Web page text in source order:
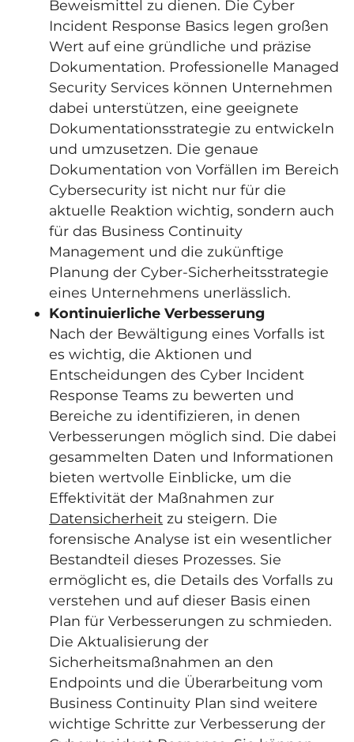
Beweismittel zu dienen. Die Cyber
Incident Response Basics legen großen
Wert auf eine gründliche und präzise
Dokumentation. Professionelle Managed
Security Services können Unternehmen
dabei unterstützen, eine geeignete
Dokumentationsstrategie zu entwickeln
und umzusetzen. Die genaue
Dokumentation von Vorfällen im Bereich
Cybersecurity ist nicht nur für die
aktuelle Reaktion wichtig, sondern auch
für das Business Continuity
Management und die zukünftige
Planung der Cyber-Sicherheitsstrategie
eines Unternehmens unerlässlich.
Kontinuierliche Verbesserung
Nach der Bewältigung eines Vorfalls ist
es wichtig, die Aktionen und
Entscheidungen des Cyber Incident
Response Teams zu bewerten und
Bereiche zu identifizieren, in denen
Verbesserungen möglich sind. Die dabei
gesammelten Daten und Informationen
bieten wertvolle Einblicke, um die
Effektivität der Maßnahmen zur
Datensicherheit zu steigern. Die
forensische Analyse ist ein wesentlicher
Bestandteil dieses Prozesses. Sie
ermöglicht es, die Details des Vorfalls zu
verstehen und auf dieser Basis einen
Plan für Verbesserungen zu schmieden.
Die Aktualisierung der
Sicherheitsmaßnahmen an den
Endpoints und die Überarbeitung vom
Business Continuity Plan sind weitere
wichtige Schritte zur Verbesserung der